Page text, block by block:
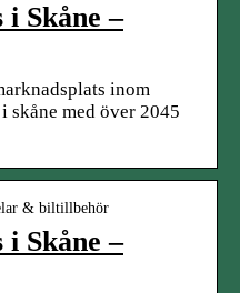
Skåne –
inom
skåne med över 2045
& biltillbehör
Skåne –